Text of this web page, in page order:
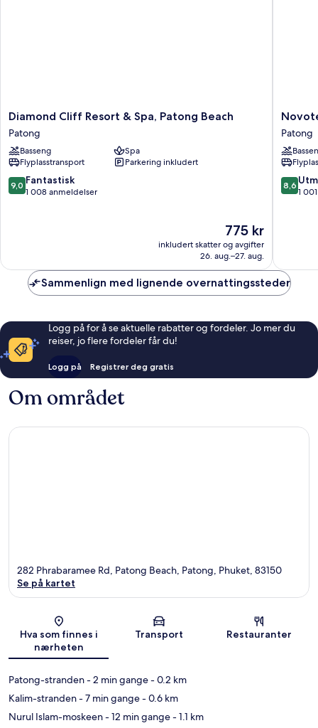
Diamond
Cliff
Resort
&
Spa,
Patong
Beach
Diamond Cliff Resort & Spa, Patong Beach
Patong
Basseng
Spa
Flyplasstransport
Parkering inkludert
9.0
av
9,0 Fantastisk
1 008 anmeldelser
Prisen
775 kr
775 kr
inkludert skatter og avgifter
26. aug.–27. aug.
Novotel
Phuket
Vintage
Park
Patong
Patong
8.6
av
8,6
1
Sammenlign med lignende overnattingssteder
Logg på for å se aktuelle rabatter og fordeler. Jo mer du
reiser, jo flere fordeler får du!
Logg på Registrer deg gratis
Om området
Kart
282 Phrabaramee Rd, Patong Beach, Patong, Phuket, 83150
Se på kartet
Hva som finnes i
nærheten
Transport Restauranter
Patong-stranden- 2 min gange- 0.2 km
Kalim-stranden- 7 min gange- 0.6 km
Nurul Islam-moskeen- 12 min gange- 1.1 km